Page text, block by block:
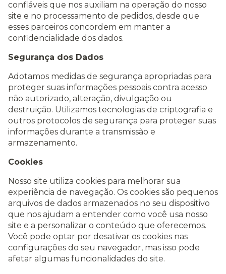
confiáveis que nos auxiliam na operação do nosso
site e no processamento de pedidos, desde que
esses parceiros concordem em manter a
confidencialidade dos dados.
Segurança dos Dados
Adotamos medidas de segurança apropriadas para
proteger suas informações pessoais contra acesso
não autorizado, alteração, divulgação ou
destruição. Utilizamos tecnologias de criptografia e
outros protocolos de segurança para proteger suas
informações durante a transmissão e
armazenamento.
Cookies
Nosso site utiliza cookies para melhorar sua
experiência de navegação. Os cookies são pequenos
arquivos de dados armazenados no seu dispositivo
que nos ajudam a entender como você usa nosso
site e a personalizar o conteúdo que oferecemos.
Você pode optar por desativar os cookies nas
configurações do seu navegador, mas isso pode
afetar algumas funcionalidades do site.